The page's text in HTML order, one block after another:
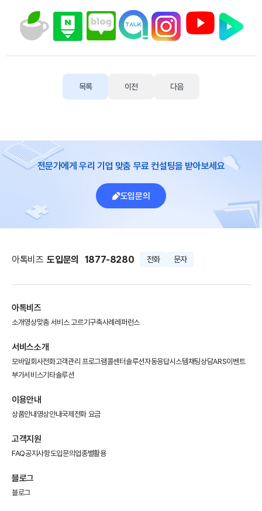
목록 이전 다음
전문가에게 우리 기업 맞춤 무료 컨설팅을 받아보세요
도입문의
아톡비즈 도입문의 1877-8280 전화 문자
아톡비즈
소개영상맞춤 서비스 고르기구축사례 레퍼런스
서비스소개
모바일회사전화고객관리 프로그램콜센터솔루션자동응답시스템채팅상담ARS이벤트
부가서비스기타솔루션
이용안내
상품안내 영상안내국제전화 요금
고객지원
FAQ공지사항도입문의 업종별활용
블로그
블로그